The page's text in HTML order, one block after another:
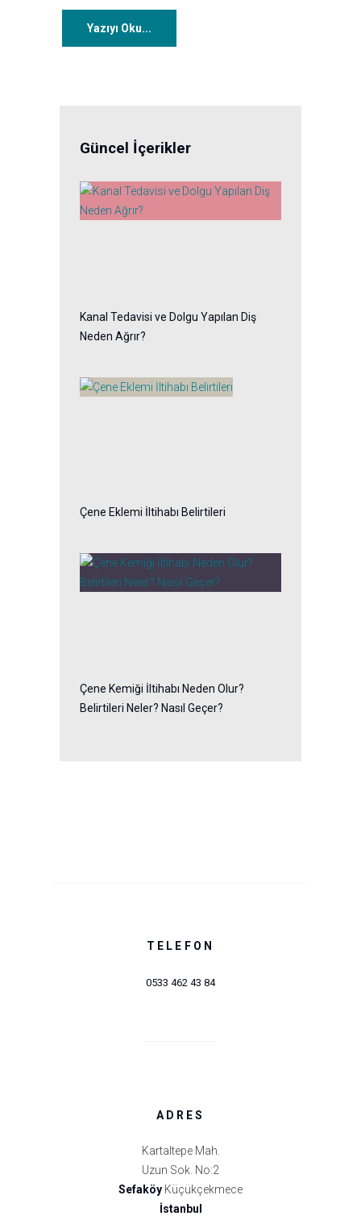
Yazıyı Oku...
Güncel İçerikler
Kanal Tedavisi ve Dolgu Yapılan Diş
Neden Ağrır?
Çene Eklemi İltihabı Belirtileri
Çene Kemiği İltihabı Neden Olur?
Belirtileri Neler? Nasıl Geçer?
TELEFON
0533 462 43 84
ADRES
Kartaltepe Mah.
Uzun Sok. No:2
Sefaköy Küçükçekmece
İstanbul